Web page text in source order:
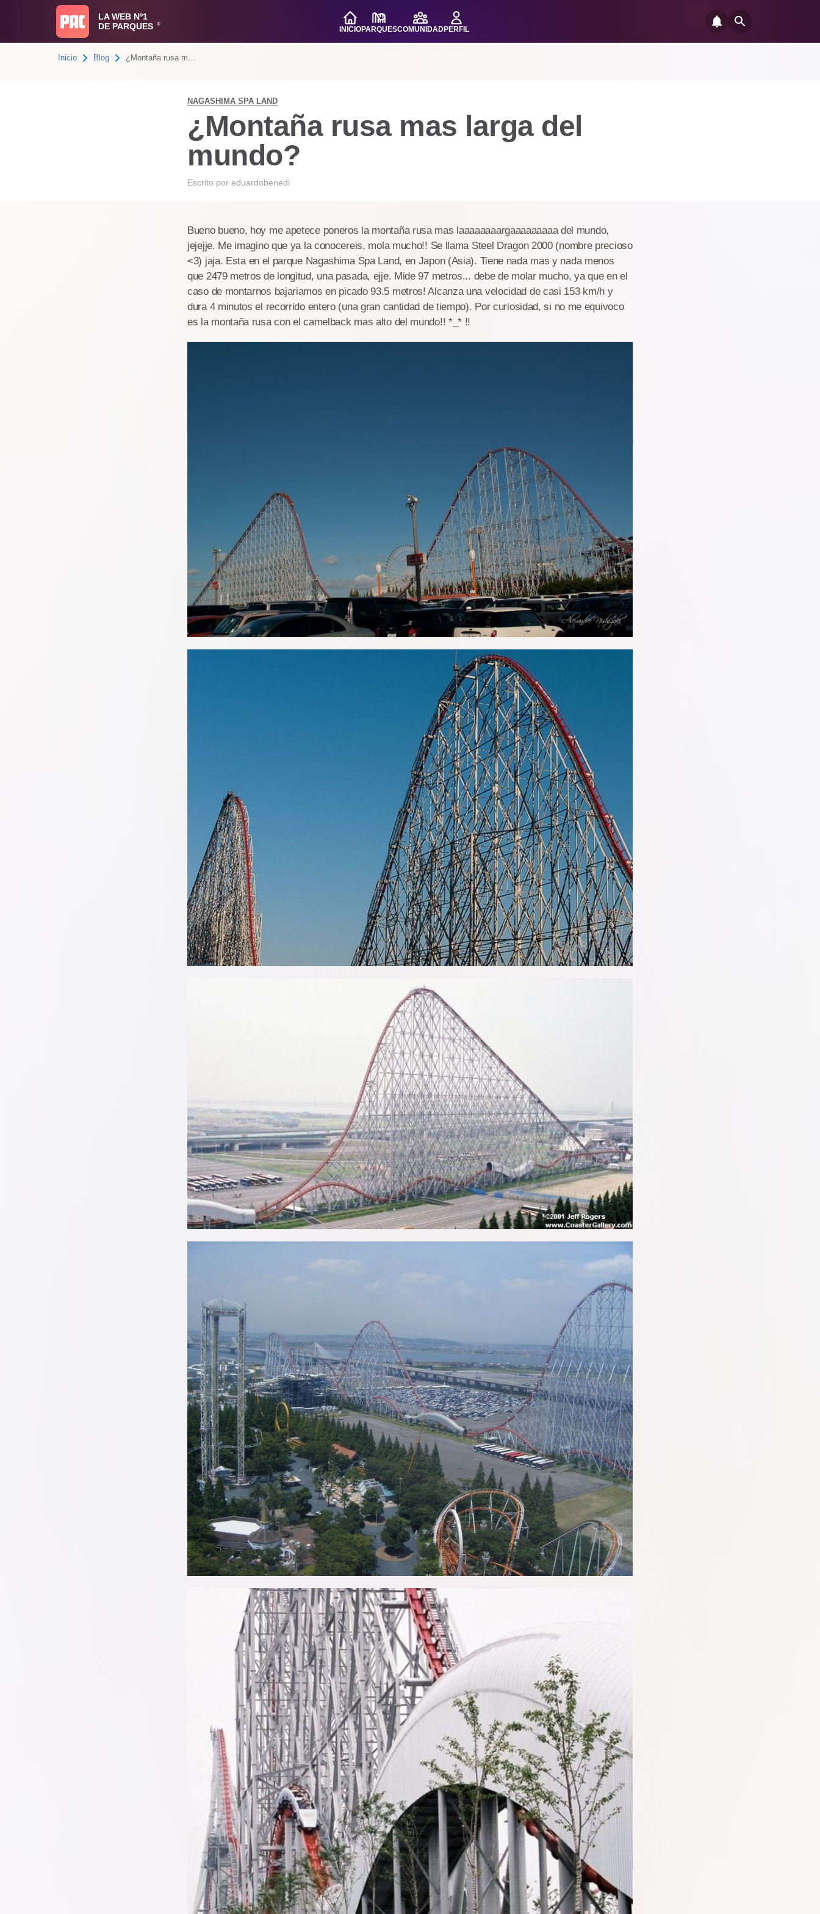
LA WEB Nº1
DE PARQUES
®
INICIOPARQUESCOMUNIDADPERFIL
Inicio Blog ¿Montaña rusa m...
NAGASHIMA SPA LAND
¿Montaña rusa mas larga del
mundo?
Escrito por eduardobenedi
Bueno bueno, hoy me apetece poneros la montaña rusa mas laaaaaaaargaaaaaaaaa del mundo,
jejejje. Me imagino que ya la conocereis, mola mucho!! Se llama Steel Dragon 2000 (nombre precioso
<3) jaja. Esta en el parque Nagashima Spa Land, en Japon (Asia). Tiene nada mas y nada menos
que 2479 metros de longitud, una pasada, ejje. Mide 97 metros... debe de molar mucho, ya que en el
caso de montarnos bajariamos en picado 93.5 metros! Alcanza una velocidad de casi 153 km/h y
dura 4 minutos el recorrido entero (una gran cantidad de tiempo). Por curiosidad, si no me equivoco
es la montaña rusa con el camelback mas alto del mundo!! *_* !!